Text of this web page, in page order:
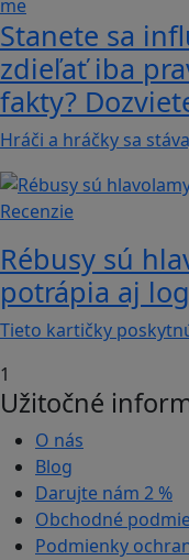
Stanete sa
zdieľať iba
fakty?
Hráči a hráčky sa
Recenzie
Rébusy sú
potrápia aj
Tieto kartičky
1
Užitočné
O nás
Blog
Darujte nám 2 %
Obchodné
Podmienky